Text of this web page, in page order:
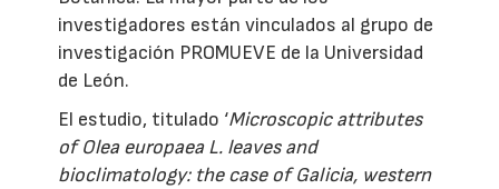
investigadores están vinculados al grupo de
investigación PROMUEVE de la Universidad
de León.
El estudio, titulado ‘Microscopic attributes
of Olea europaea L. leaves and
bioclimatology: the case of Galicia, western